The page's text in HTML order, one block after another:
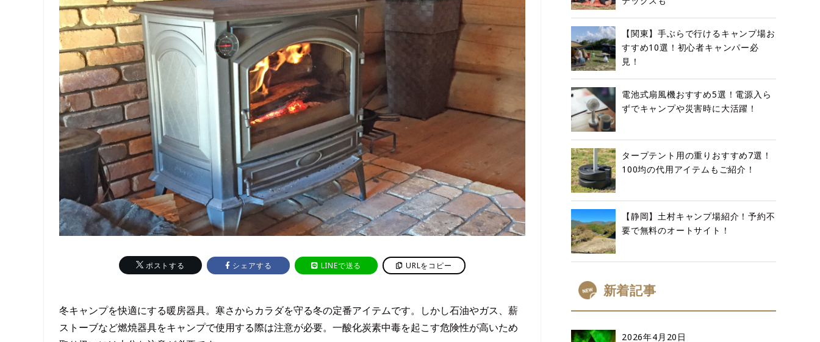
ポストする シェアする LINEで送る URLをコピー
冬キャンプを快適にする暖房器具。寒さからカラダを守る冬の定番アイテムです。しかし石油やガス、薪
ストーブなど燃焼器具をキャンプで使用する際は注意が必要。一酸化炭素中毒を起こす危険性が高いため
【関東】手ぶらで行けるキャンプ場お
すすめ10選！初心者キャンパー必
見！
電池式扇風機おすすめ5選！電源入ら
ずでキャンプや災害時に大活躍！
タープテント用の重りおすすめ7選！
100均の代用アイテムもご紹介！
【静岡】土村キャンプ場紹介！予約不
要で無料のオートサイト！
新着記事
2026年4月20日